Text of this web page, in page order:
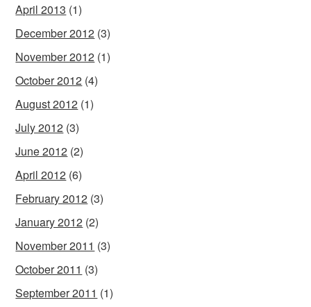
April 2013 (1)
December 2012 (3)
November 2012 (1)
October 2012 (4)
August 2012 (1)
July 2012 (3)
June 2012 (2)
April 2012 (6)
February 2012 (3)
January 2012 (2)
November 2011 (3)
October 2011 (3)
September 2011 (1)